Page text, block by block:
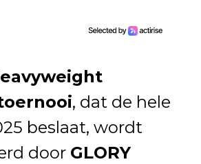
, dat de hele
beslaat, wordt
door GLORY